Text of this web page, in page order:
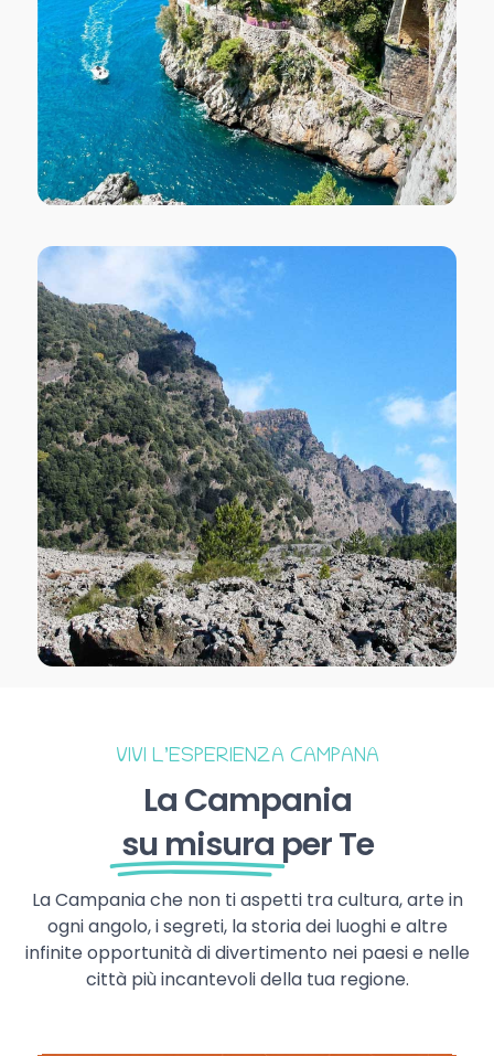
VIVI L’ESPERIENZA CAMPANA
La Campania
su misura per Te
La Campania che non ti aspetti tra cultura, arte in
ogni angolo, i segreti, la storia dei luoghi e altre
infinite opportunità di divertimento nei paesi e nelle
città più incantevoli della tua regione.